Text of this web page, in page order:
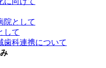
院として
して
歯科連携について